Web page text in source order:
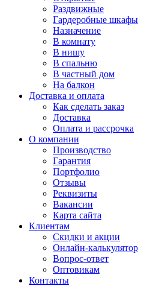
Раздвижные
Гардеробные шкафы
Назначение
В комнату
В нишу
В спальню
В частный дом
На балкон
Доставка и оплата
Как сделать заказ
Доставка
Оплата и рассрочка
О компании
Производство
Гарантия
Портфолио
Отзывы
Реквизиты
Вакансии
Карта сайта
Клиентам
Скидки и акции
Онлайн-калькулятор
Вопрос-ответ
Оптовикам
Контакты